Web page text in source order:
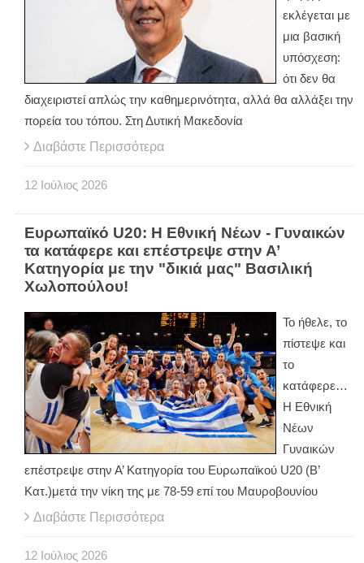
εκλέγεται με
μια βασική
υπόσχεση:
ότι δεν θα
διαχειριστεί απλώς την καθημερινότητα, αλλά θα αλλάξει την
πορεία του τόπου. Στη Δυτική Μακεδονία
Διαβάστε Περισσότερα
12 Ιούλιος 2026
Ευρωπαϊκό U20: Η Εθνική Νέων - Γυναικών
τα κατάφερε και επέστρεψε στην Α’
Κατηγορία με την "δικιά μας" Βασιλική
Χωλοπούλου!
Το ήθελε, το
πίστεψε και
το
κατάφερε…
Η Εθνική
Νέων
Γυναικών
επέστρεψε στην Α’ Κατηγορία του Ευρωπαϊκού U20 (B’
Κατ.)μετά την νίκη της με 78-59 επί του Μαυροβουνίου
Διαβάστε Περισσότερα
12 Ιούλιος 2026